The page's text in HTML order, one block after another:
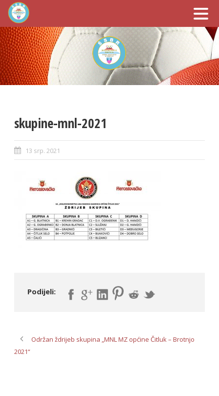
skupine-mnl-2021
13 srp. 2021
Podijeli:
Održan ždrijeb skupina „MNL MZ općine Čitluk – Brotnjo
2021“